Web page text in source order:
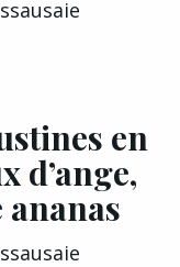
en
d’ange,